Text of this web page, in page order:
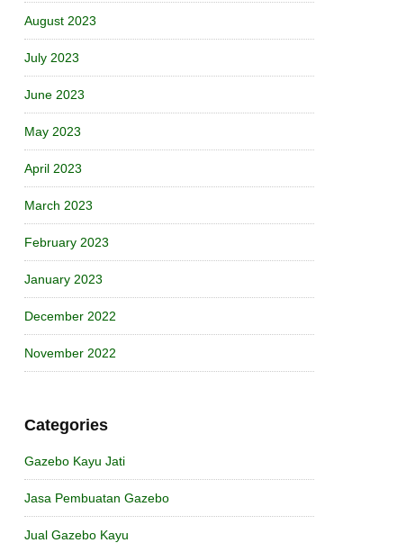
August 2023
July 2023
June 2023
May 2023
April 2023
March 2023
February 2023
January 2023
December 2022
November 2022
Categories
Gazebo Kayu Jati
Jasa Pembuatan Gazebo
Jual Gazebo Kayu